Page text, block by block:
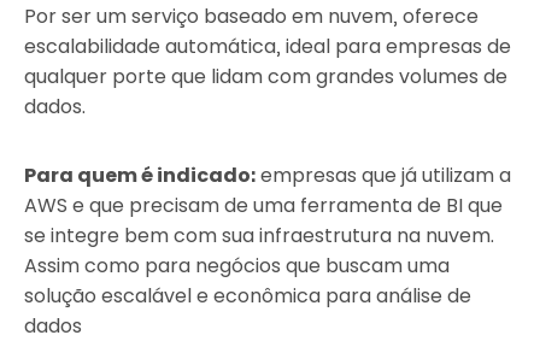
Por ser um serviço baseado em nuvem, oferece
escalabilidade automática, ideal para empresas de
qualquer porte que lidam com grandes volumes de
dados.
Para quem é indicado:empresas que já utilizam a
AWS e que precisam de uma ferramenta de BI que
se integre bem com sua infraestrutura na nuvem.
Assim como para negócios que buscam uma
solução escalável e econômica para análise de
dados